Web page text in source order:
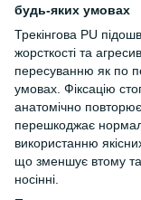
будь-яких умовах
Трекінгова PU
жорсткості та
пересуванню як по
умовах. Фіксацію
анатомічно
перешкоджає
використанню
що зменшує втому
носінні.